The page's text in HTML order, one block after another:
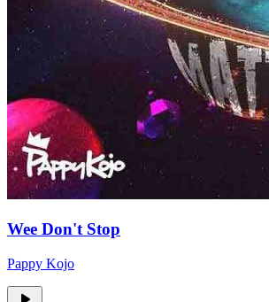
Wee Don't Stop
Pappy Kojo